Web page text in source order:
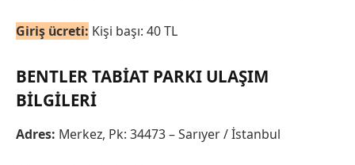
Giriş ücreti: Kişi başı: 40 TL
BENTLER TABIAT PARKI ULAŞIM
BILGILERI
Adres: Merkez, Pk: 34473 – Sarıyer / İstanbul